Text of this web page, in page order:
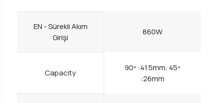
EN - Sürekli Akım
Girişi
860W
Capacity
90º :41.5mm, 45º
:26mm